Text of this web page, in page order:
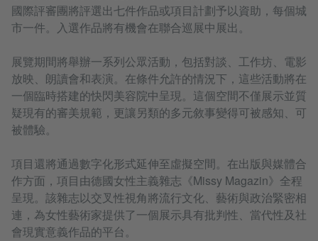
國際評審團將評選出七件作品或項目計劃予以資助，每個城
市一件。入選作品將有機會在聯合巡展中展出。
展覽期間將舉辦一系列公眾活動，包括對談、工作坊、電影
放映、朗讀會和表演。在條件允許的情況下，這些活動將在
一個臨時搭建的快閃美容院中呈現。這個空間不僅展示並質
疑現有的審美規範，更讓另類的多元敘事變得可被感知、可
被體驗。
項目還將通過數字化形式延伸至虛擬空間。在出版與媒體合
作方面，項目由德國女性主義雜志《Missy Magazin》全程
呈現。該雜志以交叉性視角將流行文化、藝術與政治緊密相
連，為女性藝術家提供了一個展示具有批判性、當代性及社
會現實意義作品的平台。